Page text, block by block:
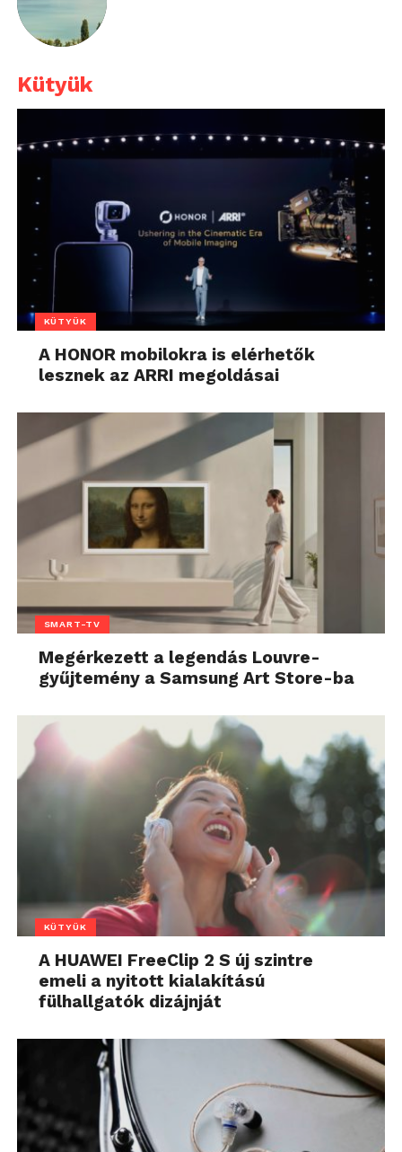
Kütyük
KÜTYÜK
A HONOR mobilokra is elérhetők
lesznek az ARRI megoldásai
SMART-TV
Megérkezett a legendás Louvre-
gyűjtemény a Samsung Art Store-ba
KÜTYÜK
A HUAWEI FreeClip 2 S új szintre
emeli a nyitott kialakítású
fülhallgatók dizájnját